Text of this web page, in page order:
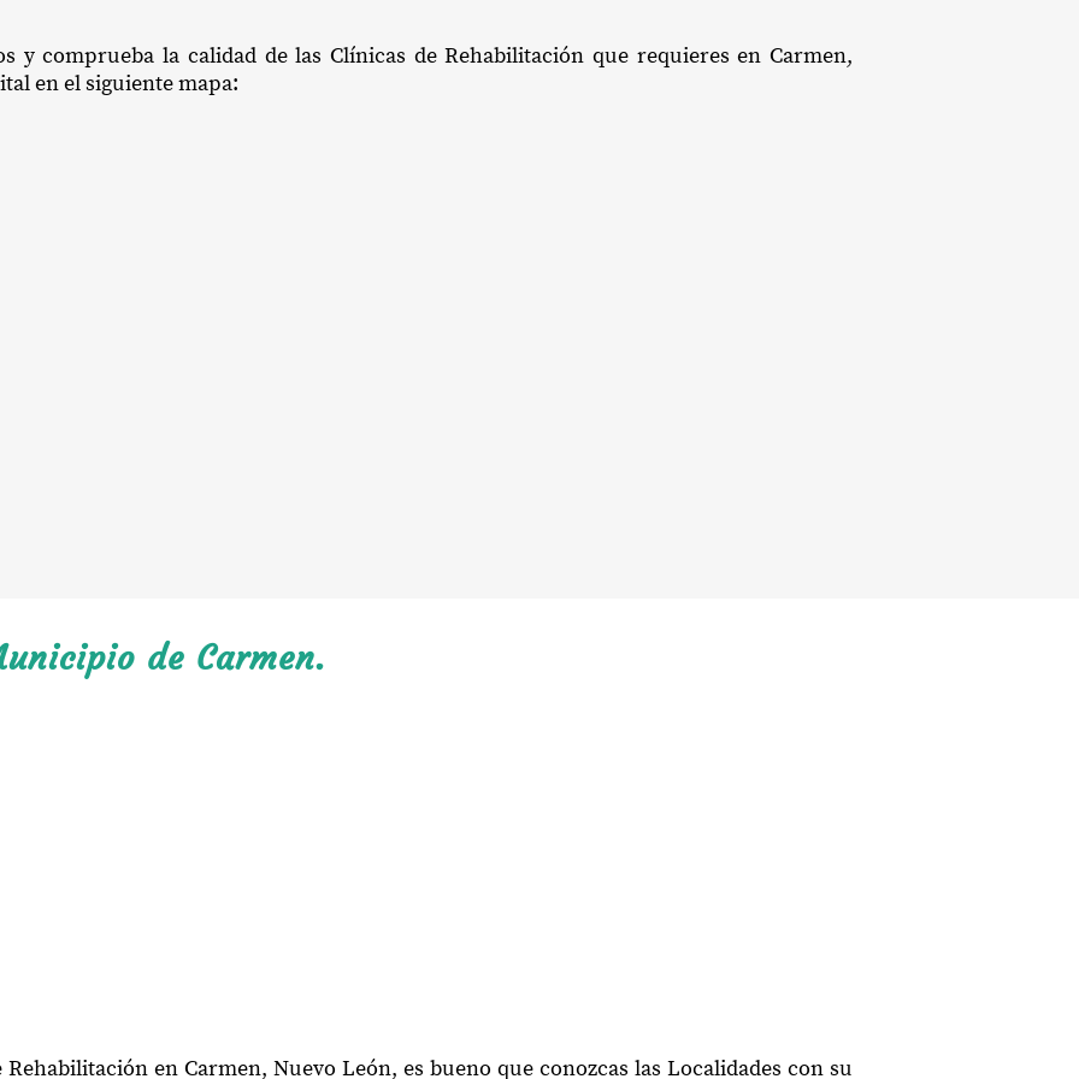
y comprueba la calidad de las Clínicas de Rehabilitación que requieres en Carmen,
en el siguiente mapa:
de Carmen.
en Carmen, Nuevo León, es bueno que conozcas las Localidades con su